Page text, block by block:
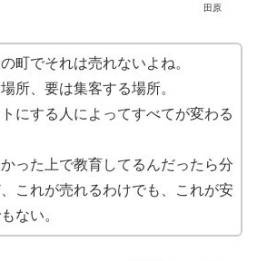
田原
町でそれは売れないよね。
所、要は集客する場所。
にする人によってすべてが変わる
った上で教育してるんだったら分
これが売れるわけでも、これが安
ない。